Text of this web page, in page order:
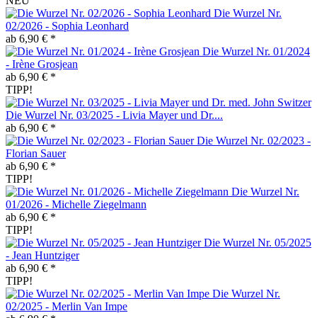
Die Wurzel Nr.
02/2026 - Sophia Leonhard
ab 6,90 € *
Die Wurzel Nr. 01/2024
- Irène Grosjean
ab 6,90 € *
TIPP!
Die Wurzel Nr. 03/2025 - Livia Mayer und Dr....
ab 6,90 € *
Die Wurzel Nr. 02/2023 -
Florian Sauer
ab 6,90 € *
TIPP!
Die Wurzel Nr.
01/2026 - Michelle Ziegelmann
ab 6,90 € *
TIPP!
Die Wurzel Nr. 05/2025
- Jean Huntziger
ab 6,90 € *
TIPP!
Die Wurzel Nr.
02/2025 - Merlin Van Impe